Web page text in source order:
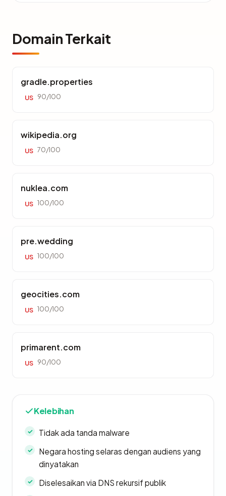
Domain Terkait
gradle.properties
US 90/100
wikipedia.org
US 70/100
nuklea.com
US 100/100
pre.wedding
US 100/100
geocities.com
US 100/100
primarent.com
US 90/100
Kelebihan
Tidak ada tanda malware
Negara hosting selaras dengan audiens yang
dinyatakan
Diselesaikan via DNS rekursif publik